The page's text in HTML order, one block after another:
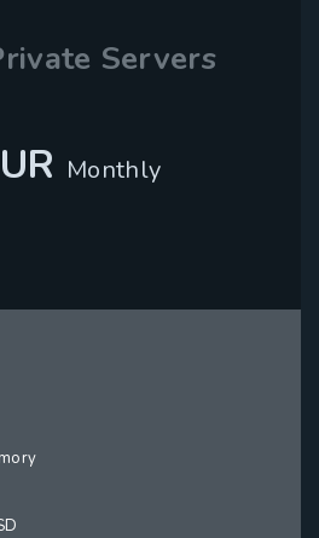
Servers
Monthly